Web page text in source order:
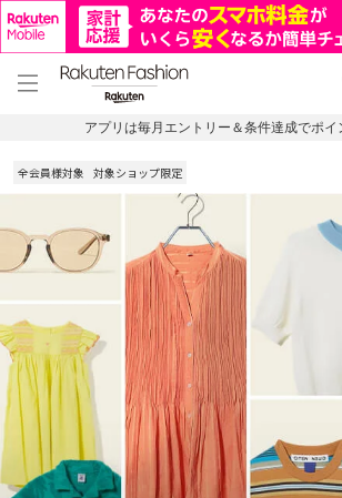
menu home
トップ
アプリは毎月エントリー＆条件達成でポ
全会員様対象 対象ショップ限定